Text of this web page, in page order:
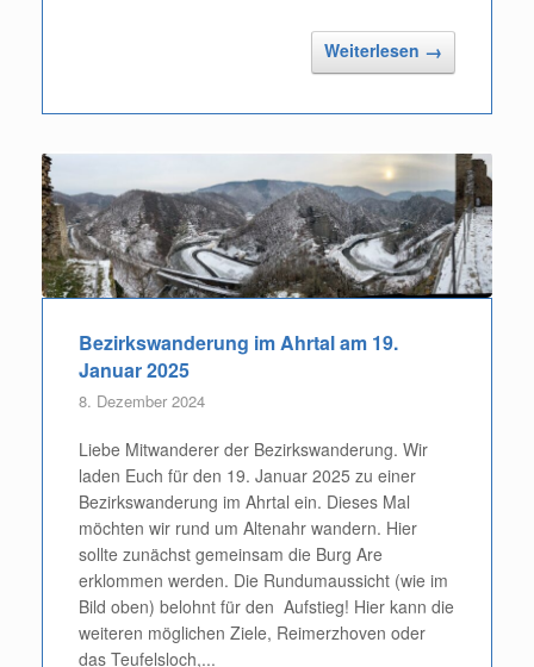
Weiterlesen →
Bezirkswanderung im Ahrtal am 19.
Januar 2025
8. Dezember 2024
Liebe Mitwanderer der Bezirkswanderung. Wir
laden Euch für den 19. Januar 2025 zu einer
Bezirkswanderung im Ahrtal ein. Dieses Mal
möchten wir rund um Altenahr wandern. Hier
sollte zunächst gemeinsam die Burg Are
erklommen werden. Die Rundumaussicht (wie im
Bild oben) belohnt für den Aufstieg! Hier kann die
weiteren möglichen Ziele, Reimerzhoven oder
das Teufelsloch,...